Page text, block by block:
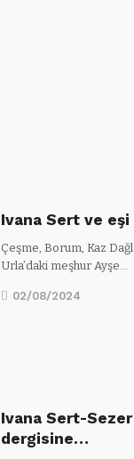
Ivana Sert ve
Çeşme, Borum, Kaz
Urla’daki meşhur Ayşe…
02/08/2024
Ivana Sert-
dergisine…